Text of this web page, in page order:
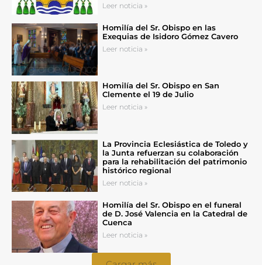
Leer noticia »
Homilía del Sr. Obispo en las
Exequias de Isidoro Gómez Cavero
Leer noticia »
Homilía del Sr. Obispo en San
Clemente el 19 de Julio
Leer noticia »
La Provincia Eclesiástica de Toledo y
la Junta refuerzan su colaboración
para la rehabilitación del patrimonio
histórico regional
Leer noticia »
Homilía del Sr. Obispo en el funeral
de D. José Valencia en la Catedral de
Cuenca
Leer noticia »